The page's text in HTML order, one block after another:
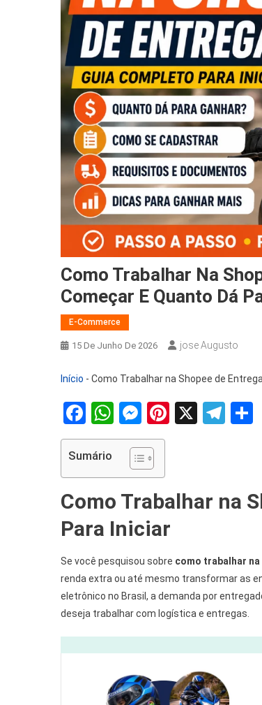
Como Trabalhar Na
Começar E Quanto Dá
E-Commerce
15 De Junho De 2026 Jose Augusto
Início - Como Trabalhar na Shopee de
Facebook
WhatsApp
Messenger
Pinterest
X
Sumário
Como Trabalhar na
Para Iniciar
Se você pesquisou sobre como trabalhar
renda extra ou até mesmo transformar as
eletrônico no Brasil, a demanda por
deseja trabalhar com logística e entregas.